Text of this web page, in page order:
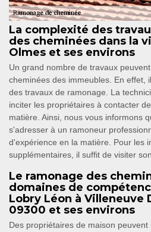
La complexité des
des cheminées dans la
Olmes et ses environs
Un grand nombre de travaux
cheminées des immeubles. En effet,
des travaux de ramonage. La
inciter les propriétaires à contacter
matière. Ainsi, nous vous informons
s'adresser à un ramoneur
d'expérience en la matière. Pour les
supplémentaires, il suffit de visiter
Le ramonage des
domaines de
Lobry Léon à Villeneuve
09300 et ses environs
Des propriétaires de maison